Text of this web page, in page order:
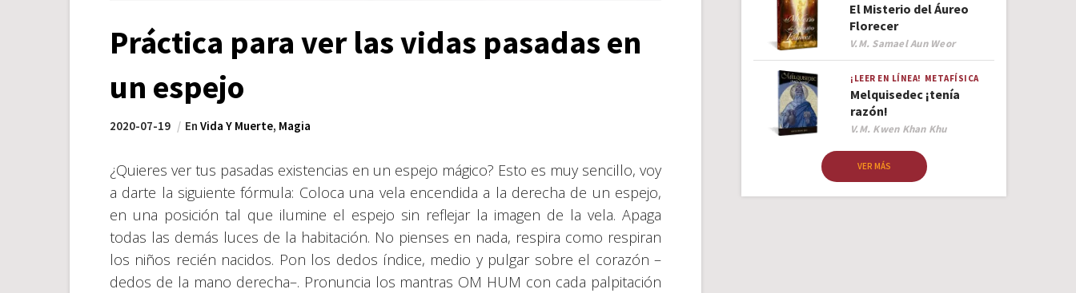
Práctica para ver las vidas pasadas en
un espejo
2020-07-19 En Vida Y Muerte, Magia
¿Quieres ver tus pasadas existencias en un espejo mágico? Esto es muy sencillo, voy
a darte la siguiente fórmula: Coloca una vela encendida a la derecha de un espejo,
en una posición tal que ilumine el espejo sin reflejar la imagen de la vela. Apaga
todas las demás luces de la habitación. No pienses en nada, respira como respiran
los niños recién nacidos. Pon los dedos índice, medio y pulgar sobre el corazón –
dedos de la mano derecha–. Pronuncia los mantras OM HUM con cada palpitación
El Misterio del Áureo
Florecer
Author
V.M. Samael Aun Weor
¡LEER EN LÍNEA! METAFÍSICA
Melquisedec ¡tenía
razón!
Author
V.M. Kwen Khan Khu
VER MÁS